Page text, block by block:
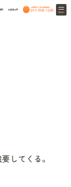
問 お客様の声
24時間365日相談無料
011-598-1230 MENU
してくる。